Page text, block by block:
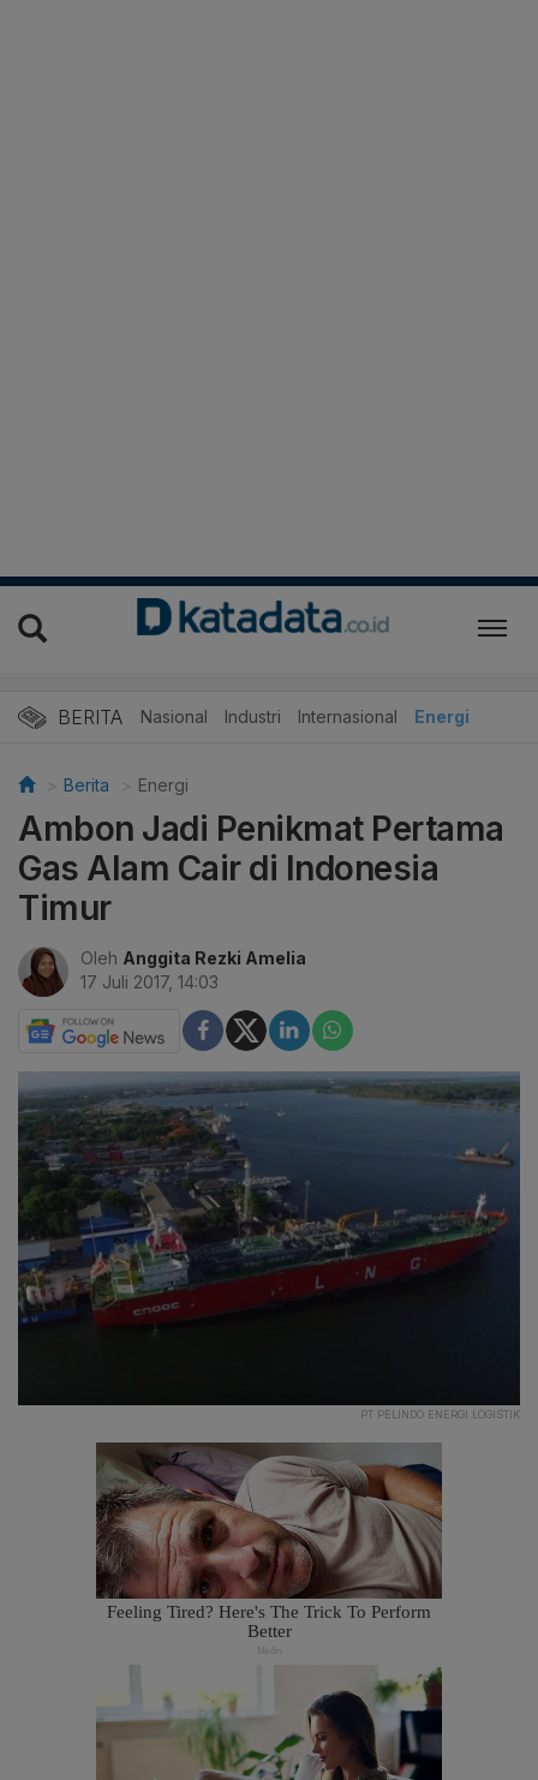
BERITA Nasional Industri Internasional Energi
Berita Energi
Ambon Jadi Penikmat Pertama
Gas Alam Cair di Indonesia
Timur
Oleh Anggita Rezki Amelia
17 Juli 2017, 14:03
PT PELINDO ENERGI LOGISTIK